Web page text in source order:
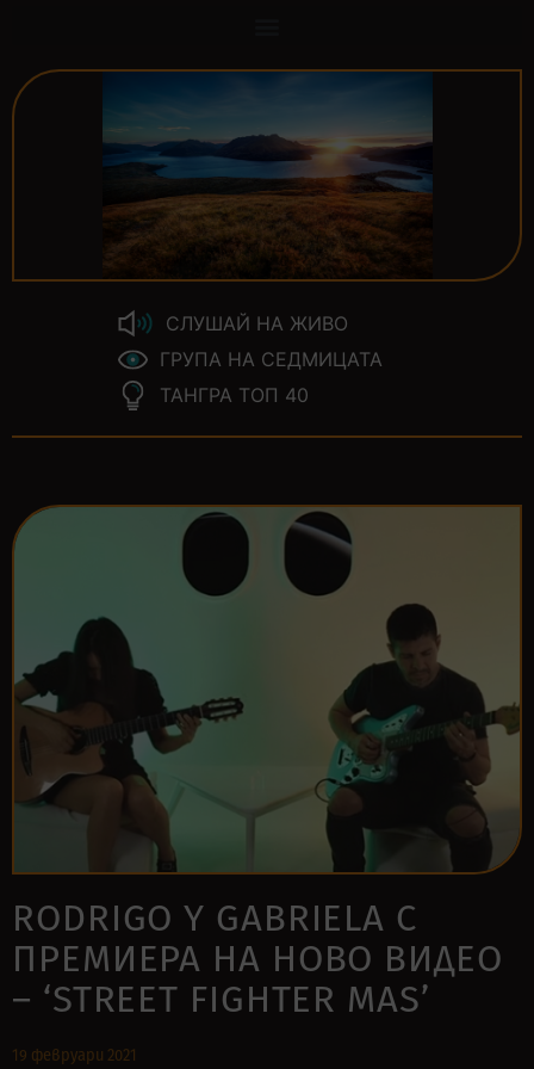
СЛУШАЙ НА ЖИВО
ГРУПА НА СЕДМИЦАТА
ТАНГРА ТОП 40
RODRIGO Y GABRIELA С
ПРЕМИЕРА НА НОВО ВИДЕО
– ‘STREET FIGHTER MAS’
19 февруари 2021